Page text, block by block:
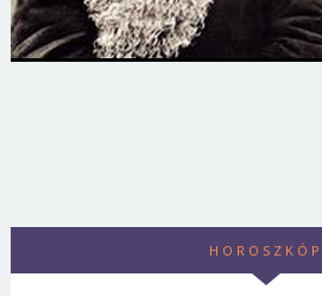
HOROSZKÓP